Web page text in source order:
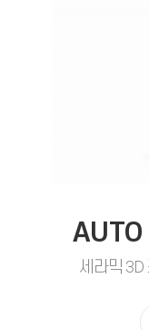
AUTO
세라믹 3D